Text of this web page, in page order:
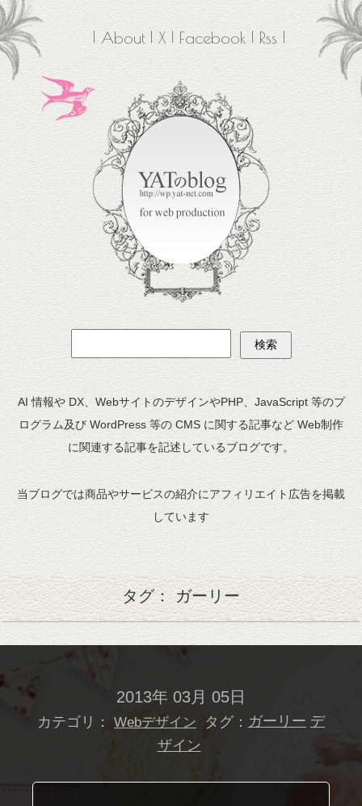
About X Facebook Rss
AI 情報や DX、WebサイトのデザインやPHP、JavaScript 等のプ
ログラム及び WordPress 等の CMS に関する記事など Web制作
に関連する記事を記述しているブログです。
当ブログでは商品やサービスの紹介にアフィリエイト広告を掲載
しています
タグ： ガーリー
2013年 03月 05日
カテゴリ： Webデザイン タグ： ガーリー デ
ザイン